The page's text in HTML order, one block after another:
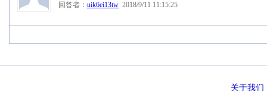
回答者： uik6ei13tw 2018/9/11 11:15:25
关于我们